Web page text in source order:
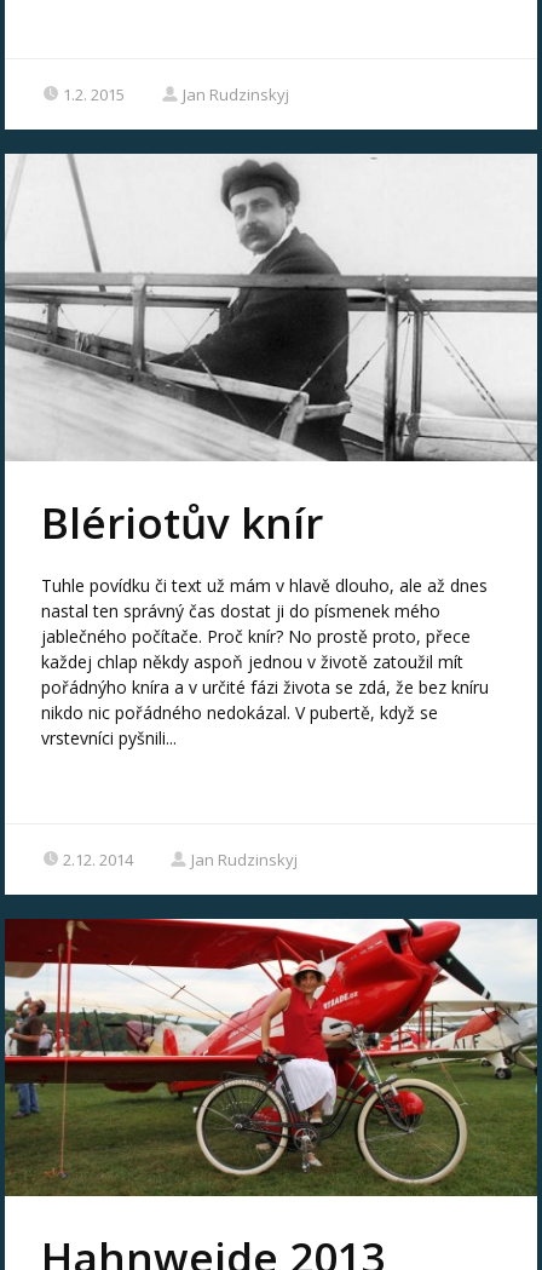
1.2. 2015 Jan Rudzinskyj
Blériotův knír
Tuhle povídku či text už mám v hlavě dlouho, ale až dnes
nastal ten správný čas dostat ji do písmenek mého
jablečného počítače. Proč knír? No prostě proto, přece
každej chlap někdy aspoň jednou v životě zatoužil mít
pořádnýho kníra a v určité fázi života se zdá, že bez kníru
nikdo nic pořádného nedokázal. V pubertě, když se
vrstevníci pyšnili...
2.12. 2014 Jan Rudzinskyj
Hahnweide 2013